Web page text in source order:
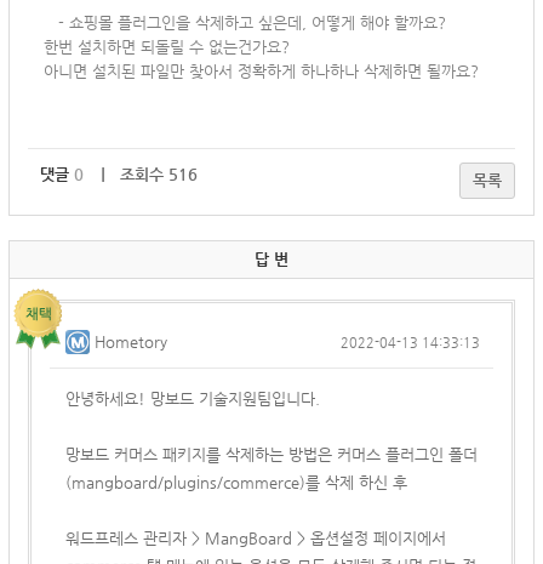
- 쇼핑몰 플러그인을 삭제하고 싶은데, 어떻게 해야 할까요?
한번 설치하면 되돌릴 수 없는건가요?
아니면 설치된 파일만 찾아서 정확하게 하나하나 삭제하면 될까요?
댓글 0 ｜ 조회수 516 목록
답 변
Hometory 2022-04-13 14:33:13
안녕하세요! 망보드 기술지원팀입니다.
망보드 커머스 패키지를 삭제하는 방법은 커머스 플러그인 폴더
(mangboard/plugins/commerce)를 삭제 하신 후
워드프레스 관리자 > MangBoard > 옵션설정 페이지에서